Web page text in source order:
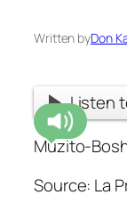
Written byDon
Listen
Muzito-
Source: La